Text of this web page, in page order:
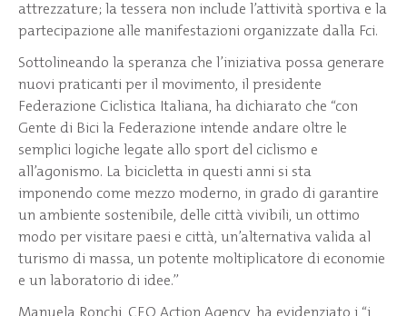
attrezzature; la tessera non include l’attività sportiva e la
partecipazione alle manifestazioni organizzate dalla Fci.
Sottolineando la speranza che l’iniziativa possa generare
nuovi praticanti per il movimento, il presidente
Federazione Ciclistica Italiana, ha dichiarato che “con
Gente di Bici la Federazione intende andare oltre le
semplici logiche legate allo sport del ciclismo e
all’agonismo. La bicicletta in questi anni si sta
imponendo come mezzo moderno, in grado di garantire
un ambiente sostenibile, delle città vivibili, un ottimo
modo per visitare paesi e città, un’alternativa valida al
turismo di massa, un potente moltiplicatore di economie
e un laboratorio di idee.”
Manuela Ronchi, CEO Action Agency, ha evidenziato i “i